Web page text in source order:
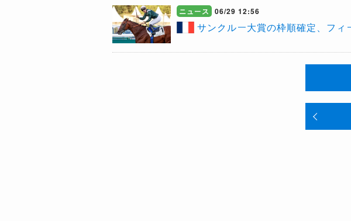
ニュース 06/29 12:56
サンクルー大賞の枠順確定、フィ